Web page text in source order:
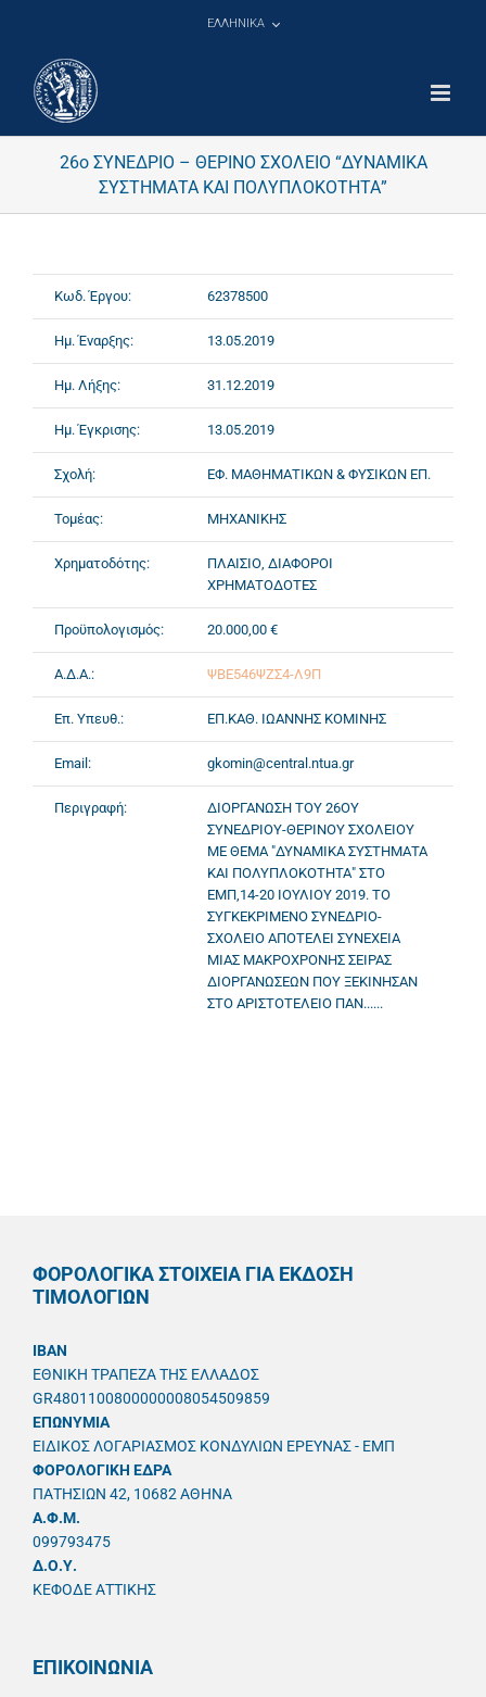
ΕΛΛΗΝΙΚΑ
26ο ΣΥΝΕΔΡΙΟ – ΘΕΡΙΝΟ ΣΧΟΛΕΙΟ “ΔΥΝΑΜΙΚΑ
ΣΥΣΤΗΜΑΤΑ ΚΑΙ ΠΟΛΥΠΛΟΚΟΤΗΤΑ”
Κωδ. Έργου: 62378500
Ημ. Έναρξης: 13.05.2019
Ημ. Λήξης: 31.12.2019
Ημ. Έγκρισης: 13.05.2019
Σχολή: ΕΦ. ΜΑΘΗΜΑΤΙΚΩΝ & ΦΥΣΙΚΩΝ ΕΠ.
Τομέας: ΜΗΧΑΝΙΚΗΣ
Χρηματοδότης:
ΠΛΑΙΣΙΟ, ΔΙΑΦΟΡΟΙ
ΧΡΗΜΑΤΟΔΟΤΕΣ
Προϋπολογισμός: 20.000,00 €
Α.Δ.Α.: ΨΒΕ546ΨΖΣ4-Λ9Π
Επ. Υπευθ.: ΕΠ.ΚΑΘ. ΙΩΑΝΝΗΣ ΚΟΜΙΝΗΣ
Email: gkomin@central.ntua.gr
Περιγραφή:
ΔΙΟΡΓΑΝΩΣΗ ΤΟΥ 26ΟΥ
ΣΥΝΕΔΡΙΟΥ-ΘΕΡΙΝΟΥ ΣΧΟΛΕΙΟΥ
ΜΕ ΘΕΜΑ "ΔΥΝΑΜΙΚΑ ΣΥΣΤΗΜΑΤΑ
ΚΑΙ ΠΟΛΥΠΛΟΚΟΤΗΤΑ" ΣΤΟ
ΕΜΠ,14-20 ΙΟΥΛΙΟΥ 2019. ΤΟ
ΣΥΓΚΕΚΡΙΜΕΝΟ ΣΥΝΕΔΡΙΟ-
ΣΧΟΛΕΙΟ ΑΠΟΤΕΛΕΙ ΣΥΝΕΧΕΙΑ
ΜΙΑΣ ΜΑΚΡΟΧΡΟΝΗΣ ΣΕΙΡΑΣ
ΔΙΟΡΓΑΝΩΣΕΩΝ ΠΟΥ ΞΕΚΙΝΗΣΑΝ
ΣΤΟ ΑΡΙΣΤΟΤΕΛΕΙΟ ΠΑΝ......
ΦΟΡΟΛΟΓΙΚΑ ΣΤΟΙΧΕΙΑ ΓΙΑ ΕΚΔΟΣΗ
ΤΙΜΟΛΟΓΙΩΝ
IBAN
ΕΘΝΙΚΗ ΤΡΑΠΕΖΑ ΤΗΣ ΕΛΛΑΔΟΣ
GR4801100800000008054509859
ΕΠΩΝΥΜΙΑ
ΕΙΔΙΚΟΣ ΛΟΓΑΡΙΑΣΜΟΣ ΚΟΝΔΥΛΙΩΝ ΕΡΕΥΝΑΣ - ΕΜΠ
ΦΟΡΟΛΟΓΙΚΗ ΕΔΡΑ
ΠΑΤΗΣΙΩΝ 42, 10682 ΑΘΗΝΑ
A.Φ.Μ.
099793475
Δ.Ο.Υ.
ΚΕΦΟΔΕ ΑΤΤΙΚΗΣ
ΕΠΙΚΟΙΝΩΝΙΑ